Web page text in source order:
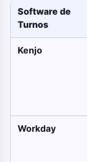
Software de
Turnos
Kenjo
Workday